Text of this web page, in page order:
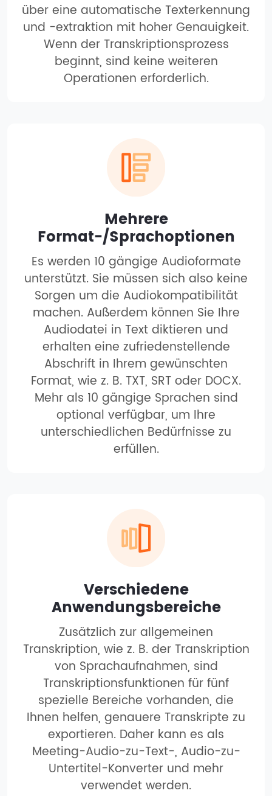
über eine automatische Texterkennung
und -extraktion mit hoher Genauigkeit.
Wenn der Transkriptionsprozess
beginnt, sind keine weiteren
Operationen erforderlich.
Mehrere
Format-/Sprachoptionen
Es werden 10 gängige Audioformate
unterstützt. Sie müssen sich also keine
Sorgen um die Audiokompatibilität
machen. Außerdem können Sie Ihre
Audiodatei in Text diktieren und
erhalten eine zufriedenstellende
Abschrift in Ihrem gewünschten
Format, wie z. B. TXT, SRT oder DOCX.
Mehr als 10 gängige Sprachen sind
optional verfügbar, um Ihre
unterschiedlichen Bedürfnisse zu
erfüllen.
Verschiedene
Anwendungsbereiche
Zusätzlich zur allgemeinen
Transkription, wie z. B. der Transkription
von Sprachaufnahmen, sind
Transkriptionsfunktionen für fünf
spezielle Bereiche vorhanden, die
Ihnen helfen, genauere Transkripte zu
exportieren. Daher kann es als
Meeting-Audio-zu-Text-, Audio-zu-
Untertitel-Konverter und mehr
verwendet werden.